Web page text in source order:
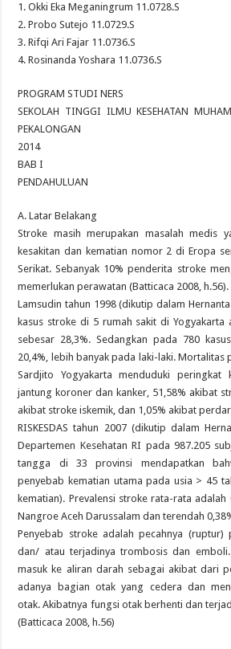
1. Okki Eka Meganingrum 11.0728.S
2. Probo Sutejo 11.0729.S
3. Rifqi Ari Fajar 11.0736.S
4. Rosinanda Yoshara 11.0736.S
PROGRAM STUDI NERS
SEKOLAH TINGGI ILMU KESEHATAN
PEKALONGAN
2014
BAB I
PENDAHULUAN
A. Latar Belakang
Stroke masih merupakan masalah medis
kesakitan dan kematian nomor 2 di Eropa
Serikat. Sebanyak 10% penderita stroke
memerlukan perawatan (Batticaca 2008, h.56).
Lamsudin tahun 1998 (dikutip dalam
kasus stroke di 5 rumah sakit di Yogyakarta
sebesar 28,3%. Sedangkan pada 780
20,4%, lebih banyak pada laki-laki. Mortalitas
Sardjito Yogyakarta menduduki peringkat
jantung koroner dan kanker, 51,58% akibat
akibat stroke iskemik, dan 1,05% akibat
RISKESDAS tahun 2007 (dikutip dalam
Departemen Kesehatan RI pada 987.205
tangga di 33 provinsi mendapatkan
penyebab kematian utama pada usia > 45
kematian). Prevalensi stroke rata-rata
Nangroe Aceh Darussalam dan terendah
Penyebab stroke adalah pecahnya (ruptur)
dan/ atau terjadinya trombosis dan
masuk ke aliran darah sebagai akibat dari
adanya bagian otak yang cedera dan
otak. Akibatnya fungsi otak berhenti dan
(Batticaca 2008, h.56)